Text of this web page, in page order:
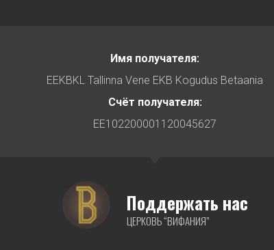
Имя получателя:
EEKBKL Tallinna Vene EKB Kogudus Betaania
Счёт получателя:
EE102200001120045627
Поддержать нас
ЦЕРКОВЬ “ВИФАНИЯ”